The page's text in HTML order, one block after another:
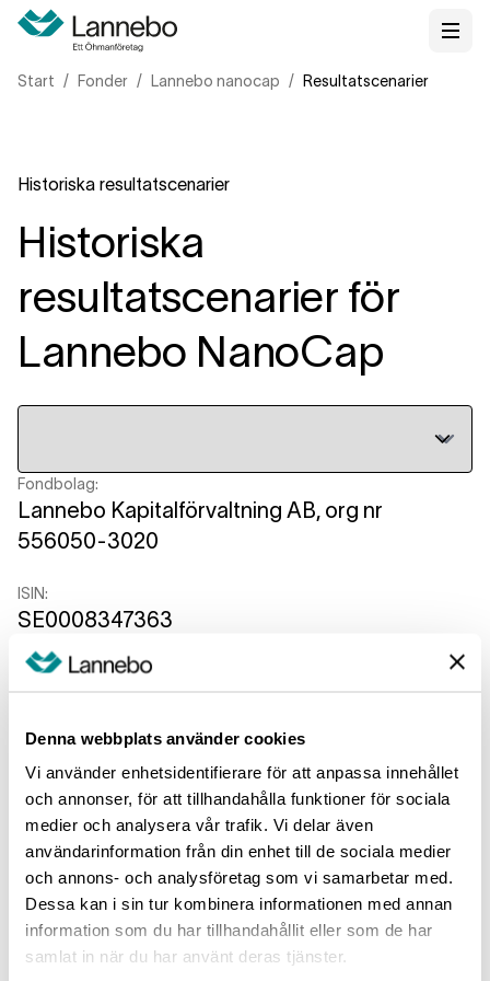
Denna webbplats använder cookies
Vi använder enhetsidentifierare för att anpassa innehållet
och annonser, för att tillhandahålla funktioner för sociala
medier och analysera vår trafik. Vi delar även
användarinformation från din enhet till de sociala medier
och annons- och analysföretag som vi samarbetar med.
Dessa kan i sin tur kombinera informationen med annan
information som du har tillhandahållit eller som de har
samlat in när du har använt deras tjänster.
Start Fonder Lannebo nanocap Resultatscenarier
Historiska resultatscenarier
Historiska
resultatscenarier för
Lannebo NanoCap
Fondbolag:
Lannebo Kapitalförvaltning AB, org nr
556050-3020
ISIN:
SE0008347363
Rekommenderad innehavsperiod:
5år
Exempel på investering:
100 000 SEK / 10 000 EUR
Minimum:
Det finns ingen garanterad minsta avkastning.
Du kan förlora hela eller delar av din
investering.